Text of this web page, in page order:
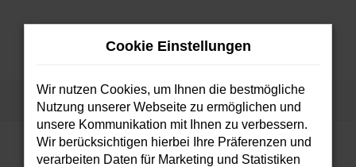
Zum
Startseite Fahrzeugsuche
Cookie Einstellungen
Wir nutzen Cookies, um Ihnen die bestmögliche
Nutzung unserer Webseite zu ermöglichen und
unsere Kommunikation mit Ihnen zu verbessern.
Wir berücksichtigen hierbei Ihre Präferenzen und
verarbeiten Daten für Marketing und Statistiken